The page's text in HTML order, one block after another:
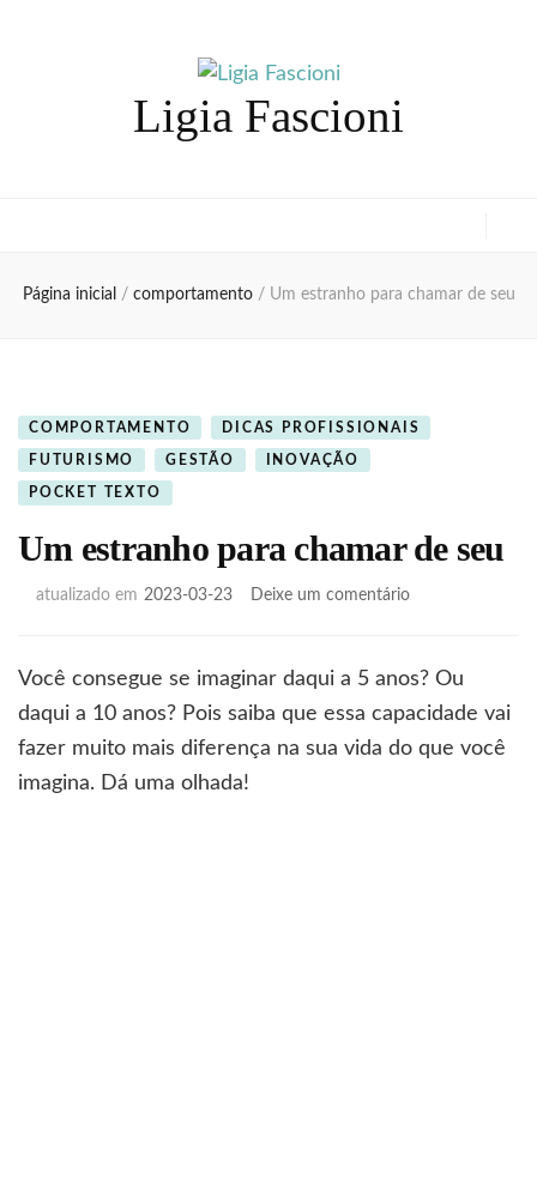
Ligia Fascioni
Página inicial / comportamento / Um estranho para chamar de seu
COMPORTAMENTO DICAS PROFISSIONAIS
FUTURISMO GESTÃO INOVAÇÃO
POCKET TEXTO
Um estranho para chamar de seu
atualizado em 2023-03-23 Deixe um comentárioem
para
de
seu
Você consegue se imaginar daqui a 5 anos? Ou
daqui a 10 anos? Pois saiba que essa capacidade vai
fazer muito mais diferença na sua vida do que você
imagina. Dá uma olhada!